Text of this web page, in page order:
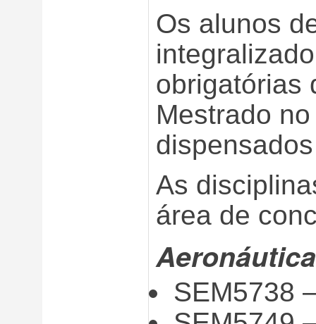
Os alunos
obrigatórias
Mestrado
As
área de
Aeronáutica
SEM5738